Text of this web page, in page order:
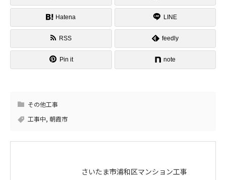
Hatena LINE
RSS feedly
Pin it note
その他工事
工事中, 朝霞市
さいたま市浦和区マンション工事